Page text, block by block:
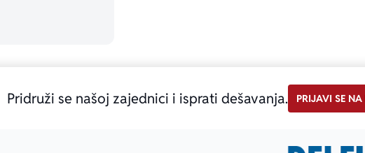
Pridruži se našoj zajednici i isprati dešavanja. PRIJAVI SE NA